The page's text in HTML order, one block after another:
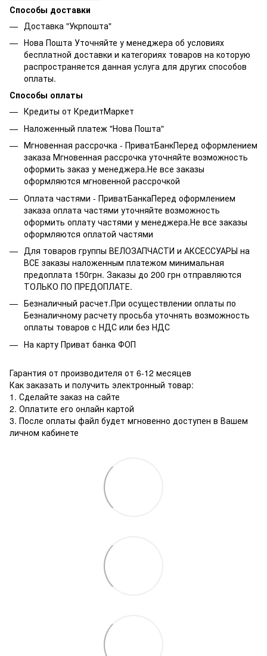
Способы доставки
Доставка "Укрпошта"
Нова Пошта Уточняйте у менеджера об условиях
бесплатной доставки и категориях товаров на которую
распространяется данная услуга для других способов
оплаты.
Способы оплаты
Кредиты от КредитМаркет
Наложенный платеж "Нова Пошта"
Мгновенная рассрочка - ПриватБанкПеред оформлением
заказа Мгновенная рассрочка уточняйте возможность
оформить заказ у менеджера.Не все заказы
оформляются мгновенной рассрочкой
Оплата частями - ПриватБанкаПеред оформлением
заказа оплата частями уточняйте возможность
оформить оплату частями у менеджера.Не все заказы
оформляются оплатой частями
Для товаров группы ВЕЛОЗАПЧАСТИ и АКСЕССУАРЫ на
ВСЕ заказы наложенным платежом минимальная
предоплата 150грн. Заказы до 200 грн отправляются
ТОЛЬКО ПО ПРЕДОПЛАТЕ.
Безналичный расчет.При осуществлении оплаты по
Безналичному расчету просьба уточнять возможность
оплаты товаров с НДС или без НДС
На карту Приват банка ФОП
Гарантия от производителя от 6-12 месяцев
Как заказать и получить электронный товар:
1. Сделайте заказ на сайте
2. Оплатите его онлайн картой
3. После оплаты файл будет мгновенно доступен в Вашем
личном кабинете